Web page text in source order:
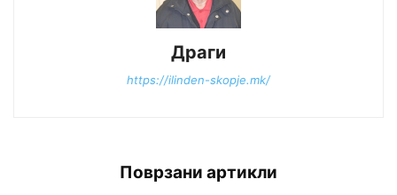
Драги
https://ilinden-skopje.mk/
Поврзани артикли